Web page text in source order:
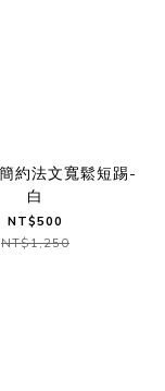
簡約法文寬鬆短踢-
白
NT$500
NT$1,250